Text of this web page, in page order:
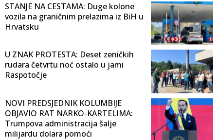
STANJE NA CESTAMA: Duge kolone
vozila na graničnim prelazima iz BiH u
Hrvatsku
U ZNAK PROTESTA: Deset zeničkih
rudara četvrtu noć ostalo u jami
Raspotočje
NOVI PREDSJEDNIK KOLUMBIJE
OBJAVIO RAT NARKO-KARTELIMA:
Trumpova administracija šalje
milijardu dolara pomoći